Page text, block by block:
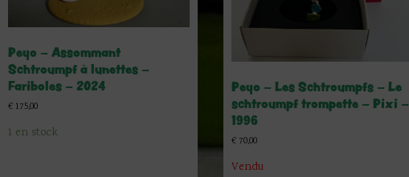
Peyo – Assommant
Schtroumpf à lunettes –
Fariboles – 2024
€ 175,00
1 en stock
Peyo – Les Schtroumpfs – Le
schtroumpf trompette – Pixi –
1996
€70,00
Vendu